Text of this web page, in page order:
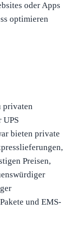
oder Apps
optimieren
privaten
UPS
bieten private
Preisen,
und EMS-